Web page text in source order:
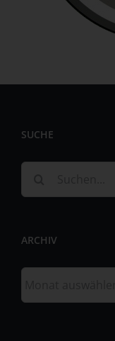
SUCHE
nach:
ARCHIV
Vorgangsreihe
Erfassen, die
Übermittlung,
d)
ihre künftige
Profiling ist jede